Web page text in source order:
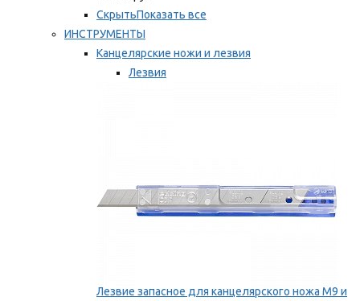
СкрытьПоказать все
ИНСТРУМЕНТЫ
Канцелярские ножи и лезвия
Лезвия
Лезвие запасное для канцелярского ножа M9 и